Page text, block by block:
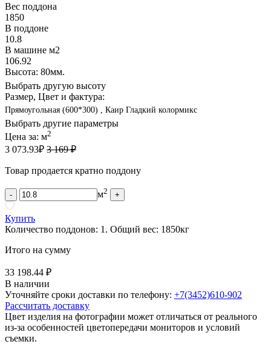
Вес поддона
1850
В поддоне
10.8
В машине м2
106.92
Высота: 80мм.
Выбрать другую высоту
Размер, Цвет и фактура:
Прямоугольная (600*300) , Каир Гладкий колормикс
Выбрать другие параметры
Цена за: м2
3 073.93₽ 3 169 ₽
Товар продается кратно поддону
- м2 +
Купить
Количество поддонов: 1 . Общий вес: 1850кг
Итого на сумму
33 198.44 ₽
В наличии
Уточняйте сроки доставки по телефону: +7(3452)610-902
Рассчитать доставку
Цвет изделия на фотографии может отличаться от реального
из-за особенностей цветопередачи мониторов и условий
съемки.